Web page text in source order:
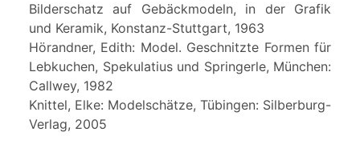
Bilderschatz auf Gebäckmodeln, in der Grafik
und Keramik, Konstanz-Stuttgart, 1963
Hörandner, Edith: Model. Geschnitzte Formen für
Lebkuchen, Spekulatius und Springerle, München:
Callwey, 1982
Knittel, Elke: Modelschätze, Tübingen: Silberburg-
Verlag, 2005